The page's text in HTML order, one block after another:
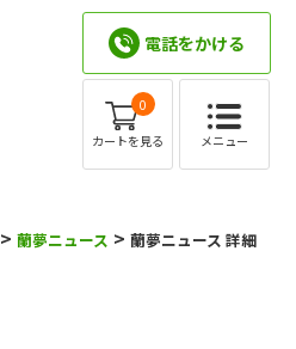
電話をかける
0
カートを見る メニュー
>蘭夢ニュース >蘭夢ニュース 詳細